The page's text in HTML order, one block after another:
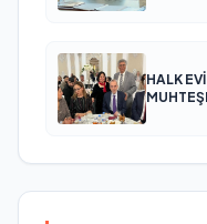
HALK